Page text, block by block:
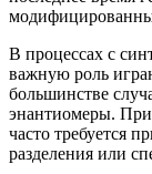
В процессах с
важную роль
большинстве
энантиомеры. При
часто требуется
разделения или